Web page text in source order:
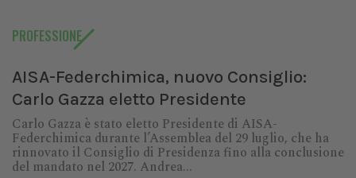
PROFESSIONE
AISA-Federchimica, nuovo Consiglio:
Carlo Gazza eletto Presidente
Carlo Gazza è stato eletto Presidente di AISA-
Federchimica durante l’Assemblea del 29 luglio, che ha
rinnovato il Consiglio di Presidenza fino alla conclusione
del mandato nel 2027. Andrea...